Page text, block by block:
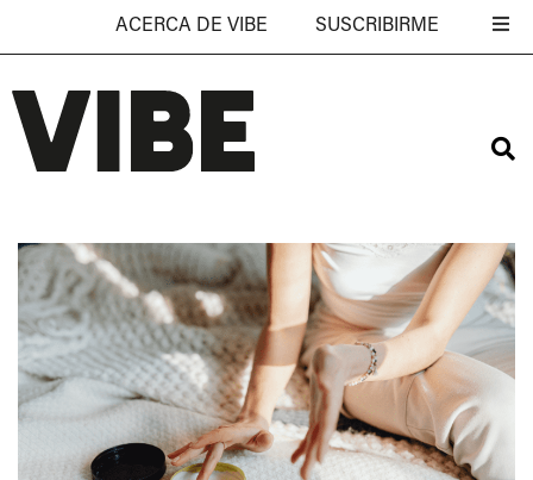
ACERCA DE VIBE SUSCRIBIRME